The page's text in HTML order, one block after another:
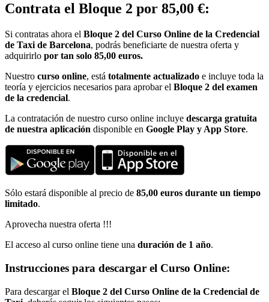
Contrata el Bloque 2 por 85,00 €:
Si contratas ahora el Bloque 2 del Curso Online de la Credencial
de Taxi de Barcelona, podrás beneficiarte de nuestra oferta y
adquirirlo por tan solo 85,00 euros.
Nuestro curso online, está totalmente actualizado e incluye toda la
teoría y ejercicios necesarios para aprobar el Bloque 2 del examen
de la credencial.
La contratación de nuestro curso online incluye descarga gratuita
de nuestra aplicación disponible en Google Play y App Store.
Sólo estará disponible al precio de 85,00 euros durante un tiempo
limitado.
Aprovecha nuestra oferta !!!
El acceso al curso online tiene una duración de 1 año.
Instrucciones para descargar el Curso Online:
Para descargar el Bloque 2 del Curso Online de la Credencial de